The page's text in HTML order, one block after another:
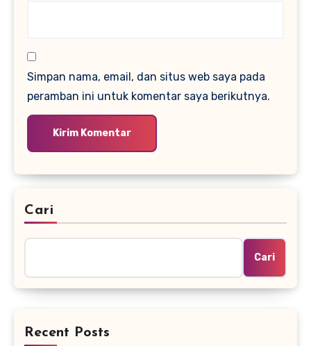
Simpan nama, email, dan situs web saya pada
peramban ini untuk komentar saya berikutnya.
Cari
Cari
Recent Posts